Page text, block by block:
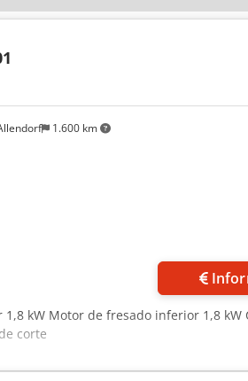
1.600 km
kW Motor de fresado inferior 1,8 kW
corte